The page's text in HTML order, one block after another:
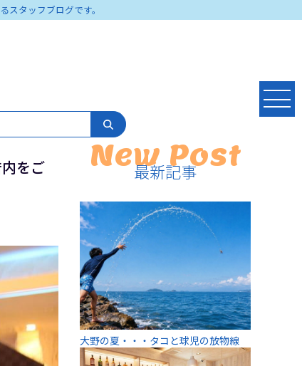
タッフブログです。
をご
New Post
最新記事
大野の夏・・・タコと球児の放物線